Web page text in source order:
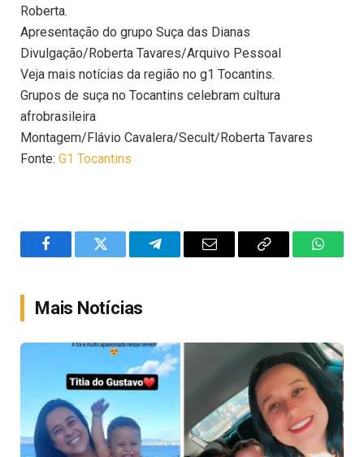
Roberta.
Apresentação do grupo Suça das Dianas
Divulgação/Roberta Tavares/Arquivo Pessoal
Veja mais notícias da região no g1 Tocantins.
Grupos de suça no Tocantins celebram cultura
afrobrasileira
Montagem/Flávio Cavalera/Secult/Roberta Tavares
Fonte: G1 Tocantins
FacebookTwitter TelegramEmail
Copy
Mais Notícias